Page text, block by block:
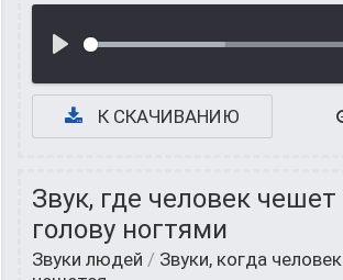
К СКАЧИВАНИЮ
Звук, где человек чешет
голову ногтями
Звуки людей / Звуки, когда человек